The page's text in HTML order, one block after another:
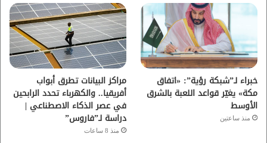
و
ك
و
ب
ق
ر
م
خبراء لـ”شبكة رؤية”: «اتفاق
مكة» يغيّر قواعد اللعبة بالشرق
الأوسط
منذ ساعتين
مراكز البيانات تطرق أبواب
أفريقيا.. والكهرباء تحدد الرابحين
في عصر الذكاء الاصطناعي |
دراسة لـ”فاروس”
منذ 8 ساعات